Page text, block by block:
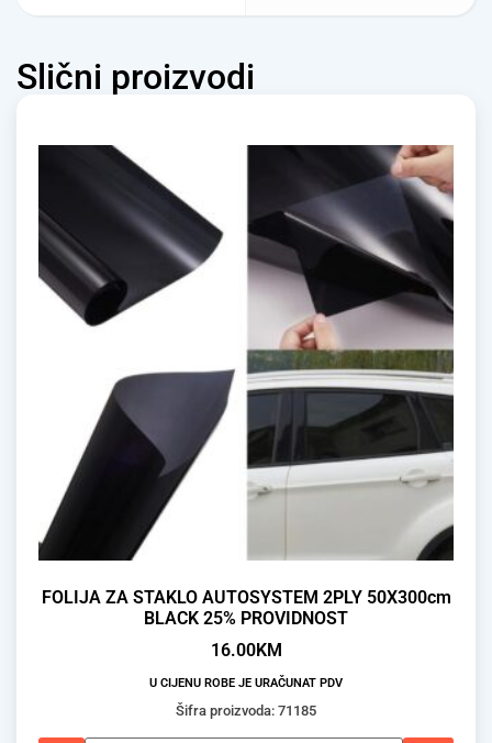
Slični proizvodi
FOLIJA ZA STAKLO AUTOSYSTEM 2PLY 50X300cm
BLACK 25% PROVIDNOST
16.00KM
U CIJENU ROBE JE URAČUNAT PDV
Šifra proizvoda: 71185